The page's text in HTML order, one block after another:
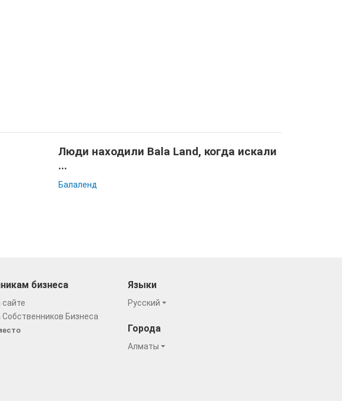
Люди находили Bala Land, когда искали
...
Балаленд
бизнеса
сайте
Бизнеса
Языки
Русский
Города
Алматы